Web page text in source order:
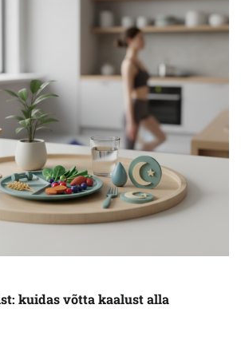
kuidas võtta kaalust alla